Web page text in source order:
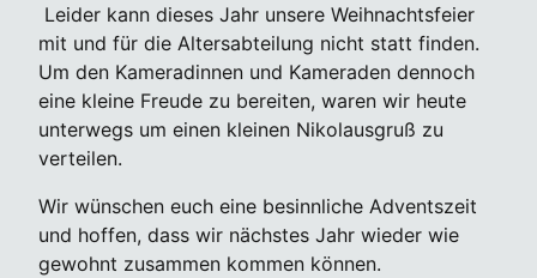
Leider kann dieses Jahr unsere Weihnachtsfeier
mit und für die Altersabteilung nicht statt finden.
Um den Kameradinnen und Kameraden dennoch
eine kleine Freude zu bereiten, waren wir heute
unterwegs um einen kleinen Nikolausgruß zu
verteilen.
Wir wünschen euch eine besinnliche Adventszeit
und hoffen, dass wir nächstes Jahr wieder wie
gewohnt zusammen kommen können.